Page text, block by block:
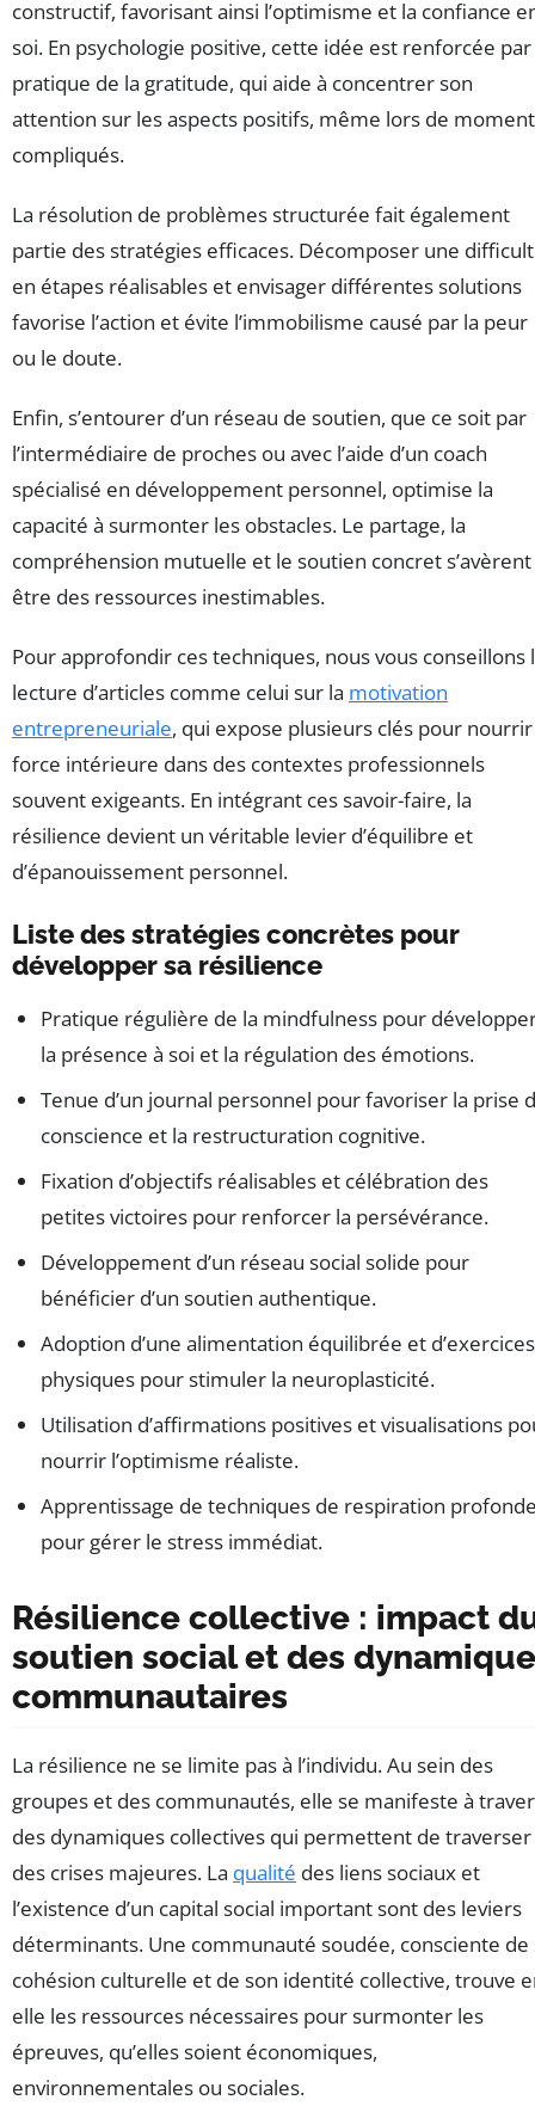
constructif, favorisant ainsi l’optimisme et la confiance
soi. En psychologie positive, cette idée est renforcée par
pratique de la gratitude, qui aide à concentrer son
attention sur les aspects positifs, même lors de
compliqués.
La résolution de problèmes structurée fait également
partie des stratégies efficaces. Décomposer une
en étapes réalisables et envisager différentes solutions
favorise l’action et évite l’immobilisme causé par la peur
ou le doute.
Enfin, s’entourer d’un réseau de soutien, que ce soit par
l’intermédiaire de proches ou avec l’aide d’un coach
spécialisé en développement personnel, optimise la
capacité à surmonter les obstacles. Le partage, la
compréhension mutuelle et le soutien concret s’avèrent
être des ressources inestimables.
Pour approfondir ces techniques, nous vous conseillons
lecture d’articles comme celui sur la motivation
entrepreneuriale, qui expose plusieurs clés pour
force intérieure dans des contextes professionnels
souvent exigeants. En intégrant ces savoir-faire, la
résilience devient un véritable levier d’équilibre et
d’épanouissement personnel.
Liste des stratégies concrètes pour
développer sa résilience
Pratique régulière de la mindfulness pour
la présence à soi et la régulation des émotions.
Tenue d’un journal personnel pour favoriser la prise
conscience et la restructuration cognitive.
Fixation d’objectifs réalisables et célébration des
petites victoires pour renforcer la persévérance.
Développement d’un réseau social solide pour
bénéficier d’un soutien authentique.
Adoption d’une alimentation équilibrée et d’exercices
physiques pour stimuler la neuroplasticité.
Utilisation d’affirmations positives et visualisations
nourrir l’optimisme réaliste.
Apprentissage de techniques de respiration
pour gérer le stress immédiat.
Résilience collective : impact
soutien social et des
communautaires
La résilience ne se limite pas à l’individu. Au sein des
groupes et des communautés, elle se manifeste à
des dynamiques collectives qui permettent de traverser
des crises majeures. La qualité des liens sociaux et
l’existence d’un capital social important sont des leviers
déterminants. Une communauté soudée, consciente de
cohésion culturelle et de son identité collective, trouve
elle les ressources nécessaires pour surmonter les
épreuves, qu’elles soient économiques,
environnementales ou sociales.